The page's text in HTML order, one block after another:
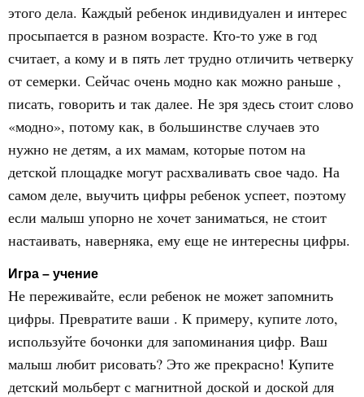
этого дела. Каждый ребенок индивидуален и интерес
просыпается в разном возрасте. Кто-то уже в год
считает, а кому и в пять лет трудно отличить четверку
от семерки. Сейчас очень модно как можно раньше ,
писать, говорить и так далее. Не зря здесь стоит слово
«модно», потому как, в большинстве случаев это
нужно не детям, а их мамам, которые потом на
детской площадке могут расхваливать свое чадо. На
самом деле, выучить цифры ребенок успеет, поэтому
если малыш упорно не хочет заниматься, не стоит
настаивать, наверняка, ему еще не интересны цифры.
Игра – учение
Не переживайте, если ребенок не может запомнить
цифры. Превратите ваши . К примеру, купите лото,
используйте бочонки для запоминания цифр. Ваш
малыш любит рисовать? Это же прекрасно! Купите
детский мольберт с магнитной доской и доской для